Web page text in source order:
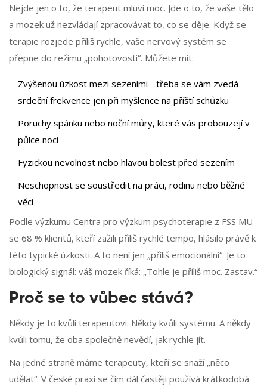
Nejde jen o to, že terapeut mluví moc. Jde o to, že vaše tělo
a mozek už nezvládají zpracovávat to, co se děje. Když se
terapie rozjede příliš rychle, vaše nervový systém se
přepne do režimu „pohotovosti“. Můžete mít:
Zvýšenou úzkost mezi sezeními - třeba se vám zvedá
srdeční frekvence jen při myšlence na příští schůzku
Poruchy spánku nebo noční můry, které vás probouzejí v
půlce noci
Fyzickou nevolnost nebo hlavou bolest před sezením
Neschopnost se soustředit na práci, rodinu nebo běžné
věci
Podle výzkumu Centra pro výzkum psychoterapie z FSS MU
se 68 % klientů, kteří zažili příliš rychlé tempo, hlásilo právě k
této typické úzkosti. A to není jen „příliš emocionální“. Je to
biologický signál: váš mozek říká: „Tohle je příliš moc. Zastav.“
Proč se to vůbec stává?
Někdy je to kvůli terapeutovi. Někdy kvůli systému. A někdy
kvůli tomu, že oba společně nevědí, jak rychle jít.
Na jedné straně máme terapeuty, kteří se snaží „něco
udělat“. V české praxi se čím dál častěji používá krátkodobá